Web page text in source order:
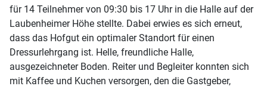
für 14 Teilnehmer von 09:30 bis 17 Uhr in die Halle auf der
Laubenheimer Höhe stellte. Dabei erwies es sich erneut,
dass das Hofgut ein optimaler Standort für einen
Dressurlehrgang ist. Helle, freundliche Halle,
ausgezeichneter Boden. Reiter und Begleiter konnten sich
mit Kaffee und Kuchen versorgen, den die Gastgeber,